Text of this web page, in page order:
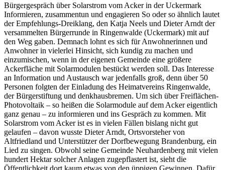
Bürgergespräch über Solarstrom vom Acker in der Uckermark
Informieren, zusammentun und engagieren So oder so ähnlich lautet
der Empfehlungs-Dreiklang, den Katja Neels und Dieter Arndt der
versammelten Bürgerrunde in Ringenwalde (Uckermark) mit auf
den Weg gaben. Demnach lohnt es sich für Anwohnerinnen und
Anwohner in vielerlei Hinsicht, sich kundig zu machen und
einzumischen, wenn in der eigenen Gemeinde eine größere
Ackerfläche mit Solarmodulen bestückt werden soll. Das Interesse
an Information und Austausch war jedenfalls groß, denn über 50
Personen folgten der Einladung des Heimatvereins Ringenwalde,
der Bürgerstiftung und denkhausbremen. Um sich über Freiflächen-
Photovoltaik – so heißen die Solarmodule auf dem Acker eigentlich
ganz genau – zu informieren und ins Gespräch zu kommen. Mit
Solarstrom vom Acker ist es in vielen Fällen bislang nicht gut
gelaufen – davon wusste Dieter Arndt, Ortsvorsteher von
Altfriedland und Unterstützer der Dorfbewegung Brandenburg, ein
Lied zu singen. Obwohl seine Gemeinde Neuhardenberg mit vielen
hundert Hektar solcher Anlagen zugepflastert ist, sieht die